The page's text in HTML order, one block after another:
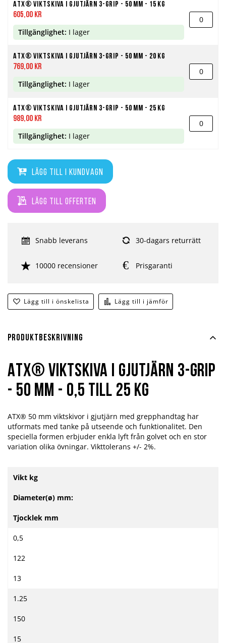
ATX® Viktskiva i Gjutjärn 3-Grip - 50 mm - 15 kg
605,00 kr
Tillgänglighet: I lager
ATX® Viktskiva i Gjutjärn 3-Grip - 50 mm - 20 kg
769,00 kr
Tillgänglighet: I lager
ATX® Viktskiva i Gjutjärn 3-Grip - 50 mm - 25 kg
989,00 kr
Tillgänglighet: I lager
Lägg till i kundvagn
Lägg till offerten
Lägg till i önskelista Lägg till i jämför
Snabb leverans 30-dagars returrätt
10000 recensioner Prisgaranti
Produktbeskrivning
ATX® Viktskiva i Gjutjärn 3-Grip
- 50 mm - 0,5 till 25 kg
ATX® 50 mm viktskivor i gjutjärn med grepphandtag har
utformats med tanke på utseende och funktionalitet. Den
speciella formen erbjuder enkla lyft från golvet och en stor
variation olika övningar. Vikttolerans +/- 2%.
Vikt kg
Diameter(ø) mm:
Tjocklek mm
0,5
122
13
1.25
150
15